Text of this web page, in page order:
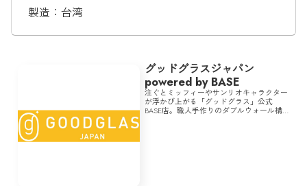
製造：台湾
グッドグラスジャパン
powered by BASE
注ぐとミッフィーやサンリオキャラクター
が浮かび上がる「グッドグラス」公式
BASE店。職人手作りのダブルウォール構